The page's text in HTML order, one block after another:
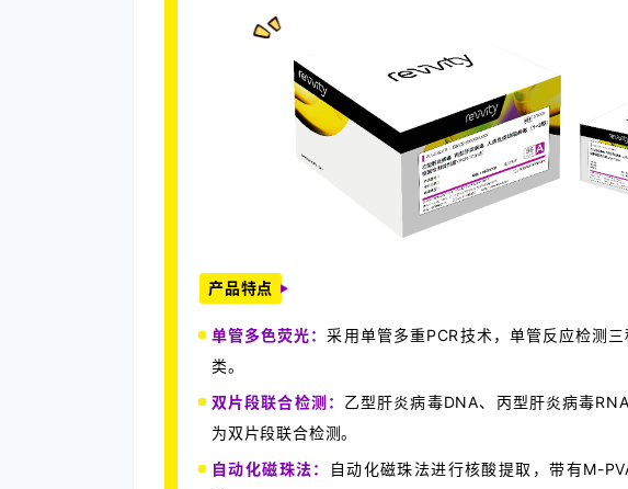
产品特点
单管多色荧光：采用单管多重PCR技术，单管反应检测
类。
双片段联合检测： 乙型肝炎病毒DNA、丙型肝炎病毒
为双片段联合检测。
自动化磁珠法：
自动化磁珠法进行核酸提取，带有M-